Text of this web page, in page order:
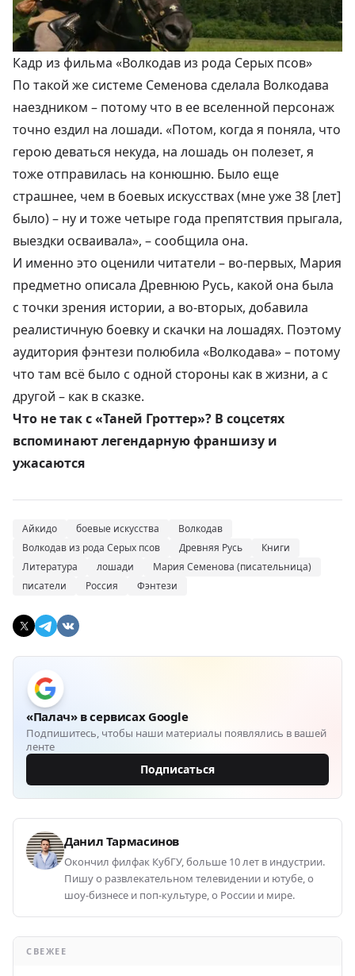
Кадр из фильма «Волкодав из рода Серых псов»
По такой же системе Семенова сделала Волкодава
наездником – потому что в ее вселенной персонаж
точно ездил на лошади. «Потом, когда я поняла, что
герою деваться некуда, на лошадь он полезет, я
тоже отправилась на конюшню. Было еще
страшнее, чем в боевых искусствах (мне уже 38 [лет]
было) – ну и тоже четыре года препятствия прыгала,
выездки осваивала», – сообщила она.
И именно это оценили читатели – во-первых, Мария
предметно описала Древнюю Русь, какой она была
с точки зрения истории, а во-вторых, добавила
реалистичную боевку и скачки на лошадях. Поэтому
аудитория фэнтези полюбила «Волкодава» – потому
что там всё было с одной стороны как в жизни, а с
другой – как в сказке.
Что не так с «Таней Гроттер»? В соцсетях
вспоминают легендарную франшизу и
ужасаются
Айкидо боевые искусства
Волкодав
Волкодав из рода Серых псов
Древняя Русь
Книги
Литература
лошади
Мария Семенова (писательница)
писатели
Россия Фэнтези
«Палач» в сервисах Google
Подпишитесь, чтобы наши материалы появлялись в вашей
ленте
Подписаться
Данил Тармасинов
Окончил филфак КубГУ, больше 10 лет в индустрии.
Пишу о развлекательном телевидении и ютубе, о
шоу-бизнесе и поп-культуре, о России и мире.
СВЕЖЕЕ